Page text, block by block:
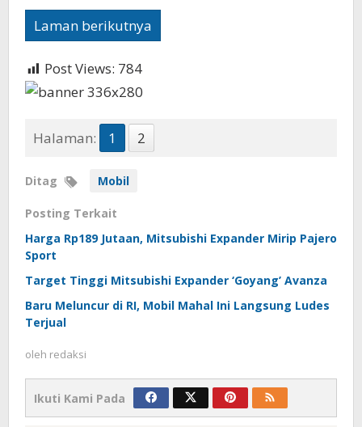
Laman berikutnya
Post Views: 784
Halaman: 1 2
Ditag Mobil
Posting Terkait
Harga Rp189 Jutaan, Mitsubishi Expander Mirip Pajero
Sport
Target Tinggi Mitsubishi Expander ‘Goyang’ Avanza
Baru Meluncur di RI, Mobil Mahal Ini Langsung Ludes
Terjual
oleh redaksi
Ikuti Kami Pada